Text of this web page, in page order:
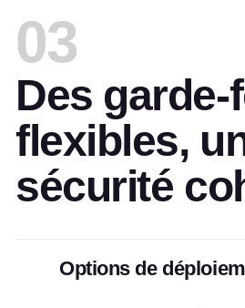
03
Des garde-
flexibles,
sécurité
Options de